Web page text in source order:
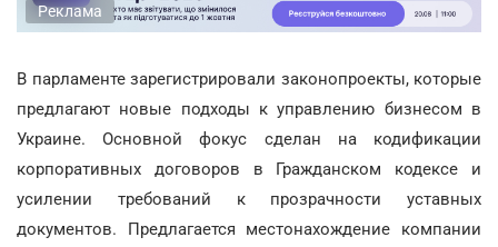
Реклама
В парламенте зарегистрировали законопроекты, которые
предлагают новые подходы к управлению бизнесом в
Украине. Основной фокус сделан на кодификации
корпоративных договоров в Гражданском кодексе и
усилении требований к прозрачности уставных
документов. Предлагается местонахождение компании